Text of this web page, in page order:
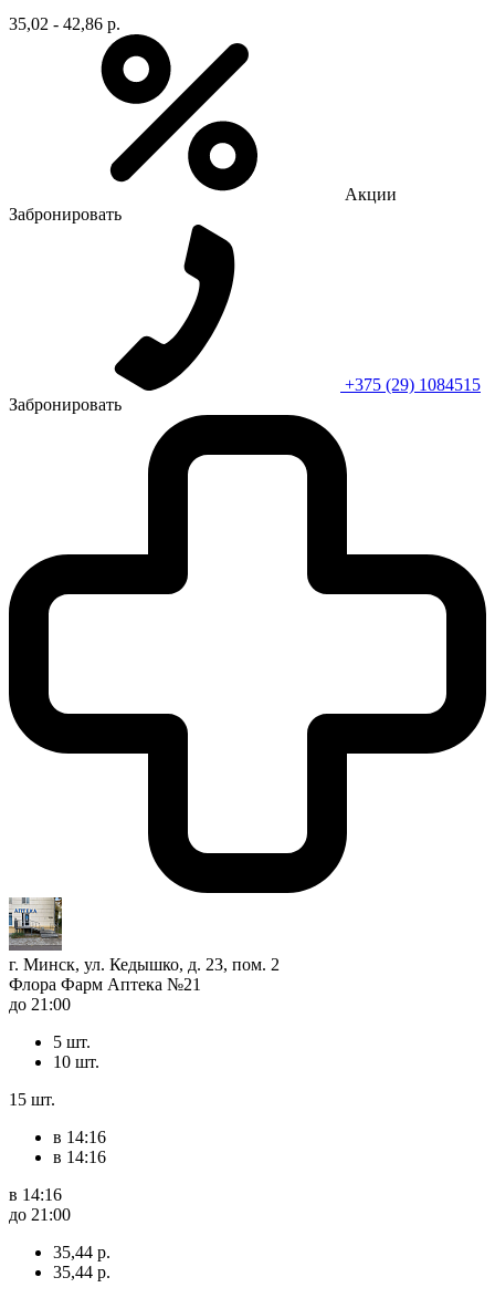
35,02 - 42,86 р.
Акции
Забронировать
+375 (29) 1084515
Забронировать
г. Минск, ул. Кедышко, д. 23, пом. 2
Флора Фарм Аптека №21
до 21:00
5 шт.
10 шт.
15 шт.
в 14:16
в 14:16
в 14:16
до 21:00
35,44 р.
35,44 р.